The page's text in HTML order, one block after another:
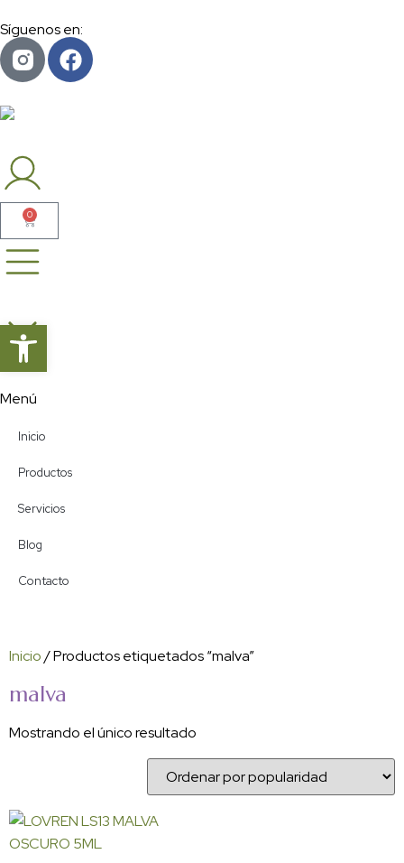
Síguenos en:
0
Menú
Inicio
Productos
Servicios
Blog
Contacto
Inicio/ Productos etiquetados “malva”
malva
Mostrando el único resultado
Abrir barra de herramientas